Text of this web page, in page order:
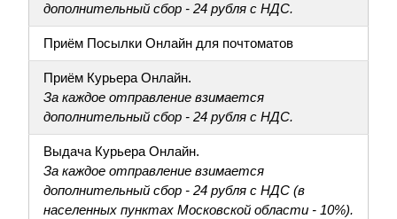
дополнительный сбор - 24 рубля с НДС.
Приём Посылки Онлайн для почтоматов
Приём Курьера Онлайн.
За каждое отправление взимается
дополнительный сбор - 24 рубля с НДС.
Выдача Курьера Онлайн.
За каждое отправление взимается
дополнительный сбор - 24 рубля с НДС (в
населенных пунктах Московской области - 10%).